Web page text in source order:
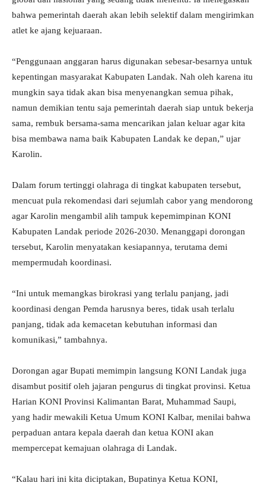
bahwa pemerintah daerah akan lebih selektif dalam mengirimkan
atlet ke ajang kejuaraan.
“Penggunaan anggaran harus digunakan sebesar-besarnya untuk
kepentingan masyarakat Kabupaten Landak. Nah oleh karena itu
mungkin saya tidak akan bisa menyenangkan semua pihak,
namun demikian tentu saja pemerintah daerah siap untuk bekerja
sama, rembuk bersama-sama mencarikan jalan keluar agar kita
bisa membawa nama baik Kabupaten Landak ke depan,” ujar
Karolin.
Dalam forum tertinggi olahraga di tingkat kabupaten tersebut,
mencuat pula rekomendasi dari sejumlah cabor yang mendorong
agar Karolin mengambil alih tampuk kepemimpinan KONI
Kabupaten Landak periode 2026-2030. Menanggapi dorongan
tersebut, Karolin menyatakan kesiapannya, terutama demi
mempermudah koordinasi.
“Ini untuk memangkas birokrasi yang terlalu panjang, jadi
koordinasi dengan Pemda harusnya beres, tidak usah terlalu
panjang, tidak ada kemacetan kebutuhan informasi dan
komunikasi,” tambahnya.
Dorongan agar Bupati memimpin langsung KONI Landak juga
disambut positif oleh jajaran pengurus di tingkat provinsi. Ketua
Harian KONI Provinsi Kalimantan Barat, Muhammad Saupi,
yang hadir mewakili Ketua Umum KONI Kalbar, menilai bahwa
perpaduan antara kepala daerah dan ketua KONI akan
mempercepat kemajuan olahraga di Landak.
“Kalau hari ini kita diciptakan, Bupatinya Ketua KONI,